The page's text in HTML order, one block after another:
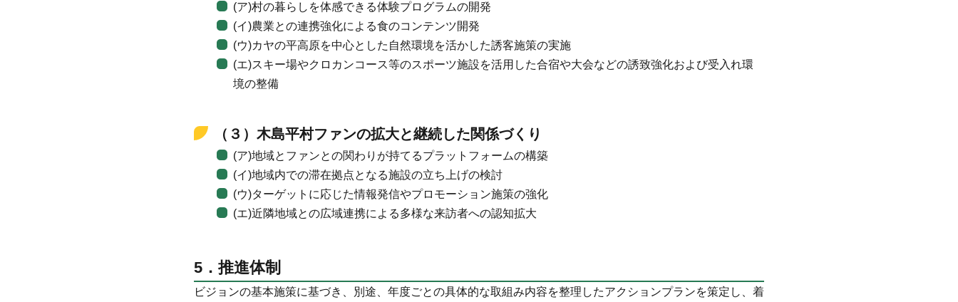
(ア)村の暮らしを体感できる体験プログラムの開発
(イ)農業との連携強化による食のコンテンツ開発
(ウ)カヤの平高原を中心とした自然環境を活かした誘客施策の実施
(エ)スキー場やクロカンコース等のスポーツ施設を活用した合宿や大会などの誘致強化および受入れ環
境の整備
（３）木島平村ファンの拡大と継続した関係づくり
(ア)地域とファンとの関わりが持てるプラットフォームの構築
(イ)地域内での滞在拠点となる施設の立ち上げの検討
(ウ)ターゲットに応じた情報発信やプロモーション施策の強化
(エ)近隣地域との広域連携による多様な来訪者への認知拡大
5．推進体制
ビジョンの基本施策に基づき、別途、年度ごとの具体的な取組み内容を整理したアクションプランを策定し、着